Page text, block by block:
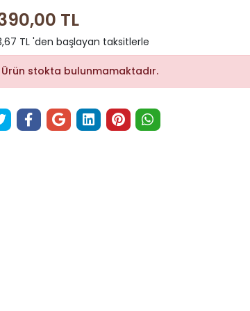
TL
TL 'den başlayan taksitlerle
Ürün stokta bulunmamaktadır.